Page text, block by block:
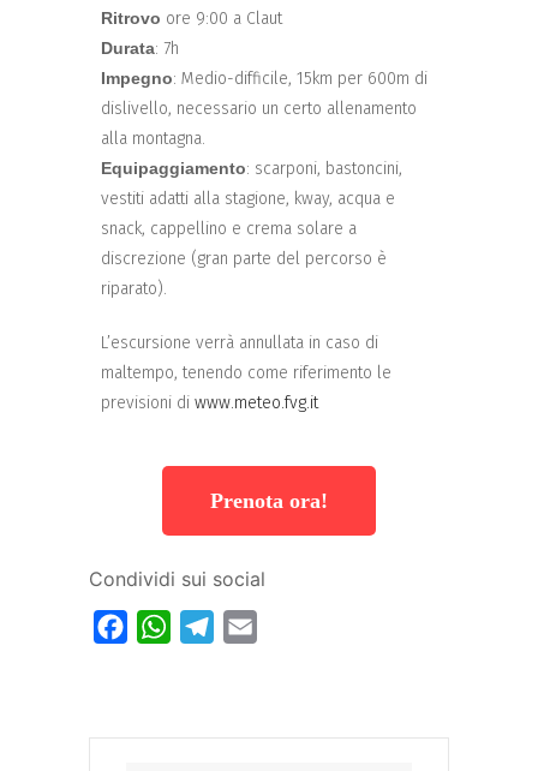
Ritrovo ore 9:00 a Claut
Durata: 7h
Impegno: Medio-difficile, 15km per 600m di
dislivello, necessario un certo allenamento
alla montagna.
Equipaggiamento: scarponi, bastoncini,
vestiti adatti alla stagione, kway, acqua e
snack, cappellino e crema solare a
discrezione (gran parte del percorso è
riparato).
L’escursione verrà annullata in caso di
maltempo, tenendo come riferimento le
previsioni di www.meteo.fvg.it
Prenota ora!
Condividi sui social
FacebookWhatsAppTelegram